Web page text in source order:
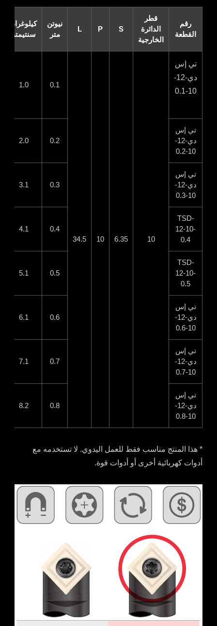
رقم
القطعة
قطر
الدائرة
الخارجية
نيوتن
متر
كيلوغرام
سنتيمتر
تي إس
دي-12-
10-0.1
10
6.35
10
34.5
0.1
1.0
تي إس
دي-12-
10-0.2
0.2
2.0
تي إس
دي-12-
10-0.3
0.3
3.1
TSD-
12-10-
0.4
0.4
4.1
TSD-
12-10-
0.5
0.5
5.1
تي إس
دي-12-
10-0.6
0.6
6.1
تي إس
دي-12-
10-0.7
0.7
7.1
تي إس
دي-12-
10-0.8
0.8
8.2
* هذا المنتج مناسب فقط للعمل اليدوي. لا تستخدمه مع
أدوات كهربائية أخرى أو أدوات قوة.